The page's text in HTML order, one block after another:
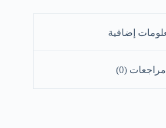
إضافية
مراجعات (0)